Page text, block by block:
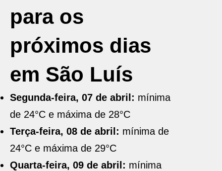
para os
próximos dias
em São Luís
Segunda-feira, 07 de abril: mínima
de 24°C e máxima de 28°C
Terça-feira, 08 de abril: mínima de
24°C e máxima de 29°C
Quarta-feira, 09 de abril: mínima